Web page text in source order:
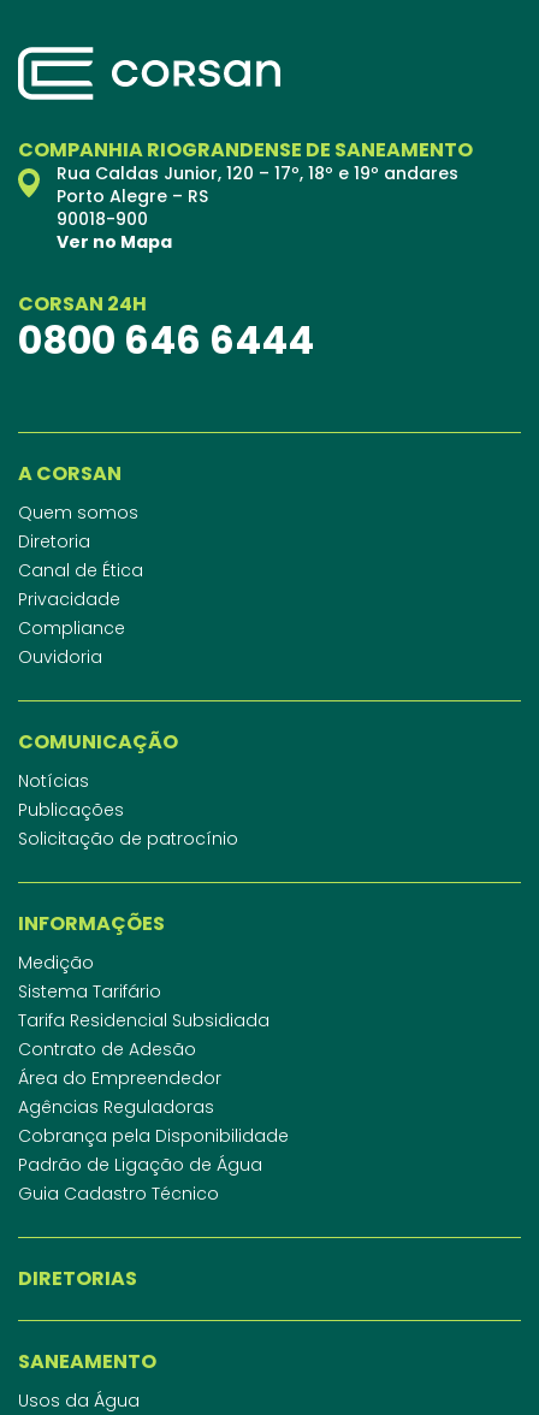
COMPANHIA RIOGRANDENSE DE SANEAMENTO
Rua Caldas Junior, 120 – 17º, 18º e 19º andares
Porto Alegre – RS
90018-900
Ver no Mapa
CORSAN 24H
0800 646 6444
A CORSAN
Quem somos
Diretoria
Canal de Ética
Privacidade
Compliance
Ouvidoria
COMUNICAÇÃO
Notícias
Publicações
Solicitação de patrocínio
INFORMAÇÕES
Medição
Sistema Tarifário
Tarifa Residencial Subsidiada
Contrato de Adesão
Área do Empreendedor
Agências Reguladoras
Cobrança pela Disponibilidade
Padrão de Ligação de Água
Guia Cadastro Técnico
DIRETORIAS
SANEAMENTO
Usos da Água